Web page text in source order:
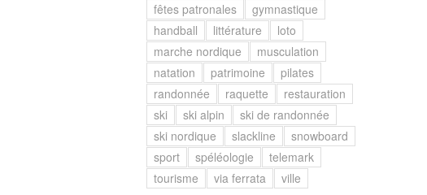
fêtes patronales
gymnastique
handball
littérature
loto
marche nordique
musculation
natation
patrimoine
pilates
randonnée
raquette
restauration
ski
ski alpin
ski de randonnée
ski nordique
slackline
snowboard
sport
spéléologie
telemark
tourisme
via ferrata ville